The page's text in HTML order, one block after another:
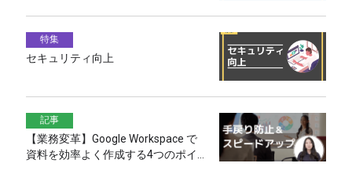
特集
セキュリティ向上
記事
【業務変革】Google Workspace で
資料を効率よく作成する4つのポイ